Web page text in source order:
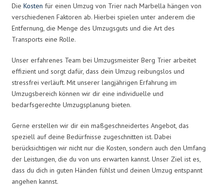
Die Kosten für einen Umzug von Trier nach Marbella hängen von
verschiedenen Faktoren ab. Hierbei spielen unter anderem die
Entfernung, die Menge des Umzugsguts und die Art des
Transports eine Rolle.
Unser erfahrenes Team bei Umzugsmeister Berg Trier arbeitet
effizient und sorgt dafür, dass dein Umzug reibungslos und
stressfrei verläuft. Mit unserer langjährigen Erfahrung im
Umzugsbereich können wir dir eine individuelle und
bedarfsgerechte Umzugsplanung bieten.
Gerne erstellen wir dir ein maßgeschneidertes Angebot, das
speziell auf deine Bedürfnisse zugeschnitten ist. Dabei
berücksichtigen wir nicht nur die Kosten, sondern auch den Umfang
der Leistungen, die du von uns erwarten kannst. Unser Ziel ist es,
dass du dich in guten Händen fühlst und deinen Umzug entspannt
angehen kannst.